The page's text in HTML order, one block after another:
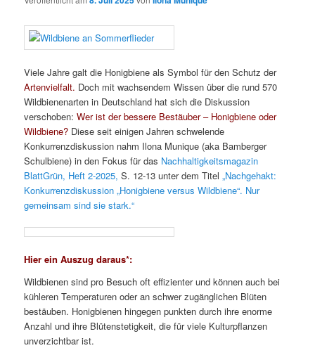
Viele Jahre galt die Honigbiene als Symbol für den Schutz der
Artenvielfalt. Doch mit wachsendem Wissen über die rund 570
Wildbienenarten in Deutschland hat sich die Diskussion
verschoben:Wer ist der bessere Bestäuber – Honigbiene oder
Wildbiene? Diese seit einigen Jahren schwelende
Konkurrenzdiskussion nahm Ilona Munique (aka Bamberger
Schulbiene) in den Fokus für das Nachhaltigkeitsmagazin
BlattGrün, Heft 2-2025, S. 12-13 unter dem Titel„Nachgehakt:
Konkurrenzdiskussion „Honigbiene versus Wildbiene“. Nur
gemeinsam sind sie stark.“
Hier ein Auszug daraus*:
Wildbienen sind pro Besuch oft effizienter und können auch bei
kühleren Temperaturen oder an schwer zugänglichen Blüten
bestäuben. Honigbienen hingegen punkten durch ihre enorme
Anzahl und ihre Blütenstetigkeit, die für viele Kulturpflanzen
unverzichtbar ist.